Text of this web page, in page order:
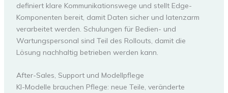
definiert klare Kommunikationswege und stellt Edge-
Komponenten bereit, damit Daten sicher und latenzarm
verarbeitet werden. Schulungen für Bedien- und
Wartungspersonal sind Teil des Rollouts, damit die
Lösung nachhaltig betrieben werden kann.
After-Sales, Support und Modellpflege
KI-Modelle brauchen Pflege: neue Teile, veränderte